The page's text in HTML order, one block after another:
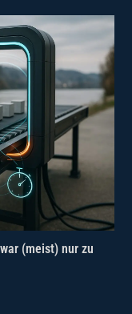
(meist) nur zu